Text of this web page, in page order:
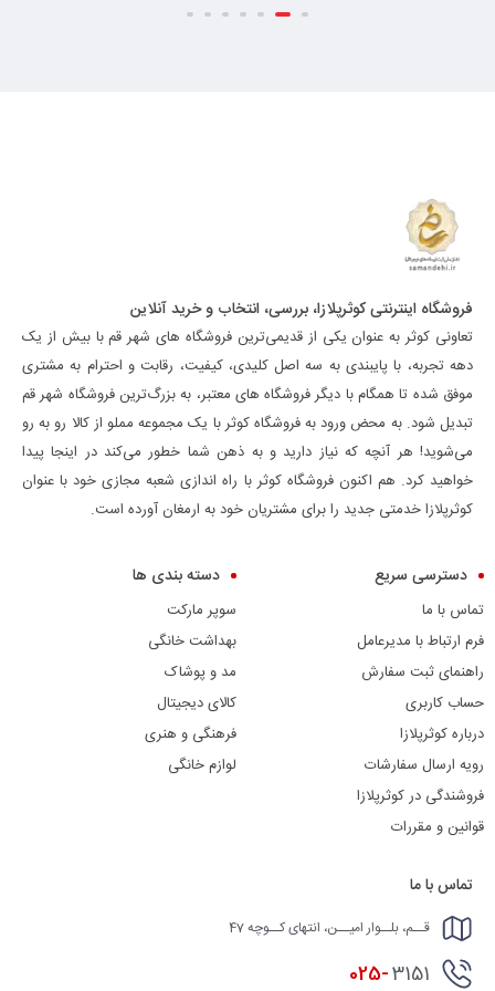
فروشگاه اینترنتی کوثرپلازا، بررسی، انتخاب و خرید آنلاین
تعاونی کوثر به عنوان یکی از قدیمی‌ترین فروشگاه های شهر قم با بیش از یک
دهه تجربه، با پایبندی به سه اصل کلیدی، کیفیت، رقابت و احترام به مشتری
موفق شده تا همگام با دیگر فروشگاه های معتبر، به بزرگ‌ترین فروشگاه شهر قم
تبدیل شود. به محض ورود به فروشگاه کوثر با یک مجموعه مملو از کالا رو به رو
می‌شوید! هر آنچه که نیاز دارید و به ذهن شما خطور می‌کند در اینجا پیدا
خواهید کرد. هم اکنون فروشگاه کوثر با راه اندازی شعبه مجازی خود با عنوان
کوثرپلازا خدمتی جدید را برای مشتریان خود به ارمغان آورده است.
دسترسی سریع
تماس با ما
فرم ارتباط با مدیرعامل
راهنمای ثبت سفارش
حساب کاربری
درباره کوثرپلازا
رویه ارسال سفارشات
فروشندگی در کوثرپلازا
قوانین و مقررات
دسته بندی ها
سوپر مارکت
بهداشت خانگی
مد و پوشاک
کالای دیجیتال
فرهنگی و هنری
لوازم خانگی
تماس با ما
قــم، بلــوار امیــن، انتهای کــوچه 47
025-3151